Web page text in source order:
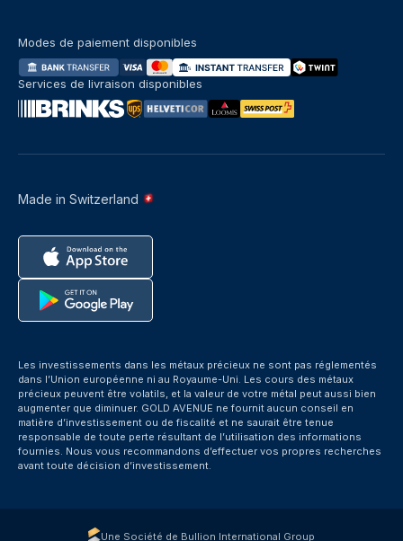
Made in Switzerland
Modes de paiement disponibles
Services de livraison disponibles
Les investissements dans les métaux précieux ne sont pas réglementés
dans l’Union européenne ni au Royaume-Uni. Les cours des métaux
précieux peuvent être volatils, et la valeur de votre métal peut aussi bien
augmenter que diminuer. GOLD AVENUE ne fournit aucun conseil en
matière d’investissement ou de fiscalité et ne saurait être tenue
responsable de toute perte résultant de l’utilisation des informations
fournies. Nous vous recommandons d’effectuer vos propres recherches
avant toute décision d’investissement.
Une Société de Bullion International Group